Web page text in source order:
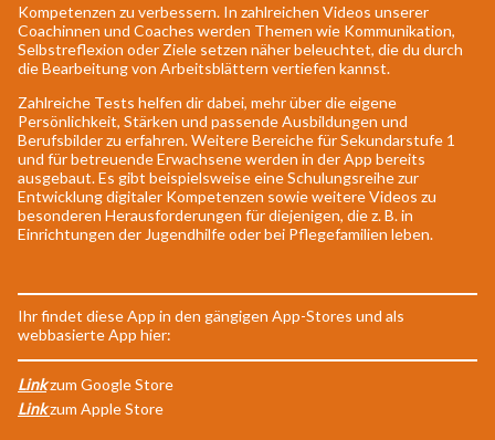
Kompetenzen zu verbessern. In zahlreichen Videos unserer
Coachinnen und Coaches werden Themen wie Kommunikation,
Selbstreflexion oder Ziele setzen näher beleuchtet, die du durch
die Bearbeitung von Arbeitsblättern vertiefen kannst.
Zahlreiche Tests helfen dir dabei, mehr über die eigene
Persönlichkeit, Stärken und passende Ausbildungen und
Berufsbilder zu erfahren. Weitere Bereiche für Sekundarstufe 1
und für betreuende Erwachsene werden in der App bereits
ausgebaut. Es gibt beispielsweise eine Schulungsreihe zur
Entwicklung digitaler Kompetenzen sowie weitere Videos zu
besonderen Herausforderungen für diejenigen, die z. B. in
Einrichtungen der Jugendhilfe oder bei Pflegefamilien leben.
Ihr findet diese App in den gängigen App-Stores und als
webbasierte App hier:
Linkzum Google Store
Linkzum Apple Store